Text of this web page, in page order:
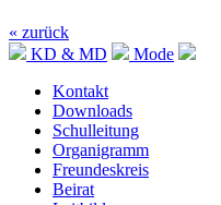
« zurück
KD & MD
Mode
Kontakt
Downloads
Schulleitung
Organigramm
Freundeskreis
Beirat